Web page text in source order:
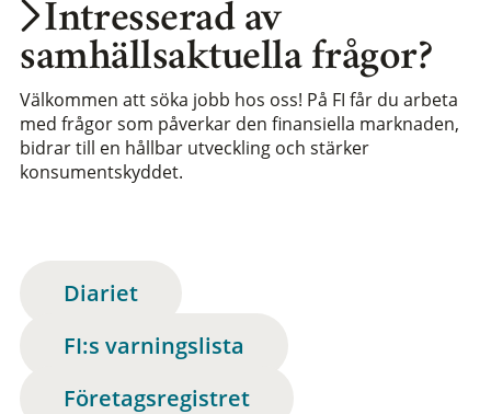
Intresserad av
samhällsaktuella frågor?
Välkommen att söka jobb hos oss! På FI får du arbeta
med frågor som påverkar den finansiella marknaden,
bidrar till en hållbar utveckling och stärker
konsumentskyddet.
Diariet
FI:s varningslista
Företagsregistret